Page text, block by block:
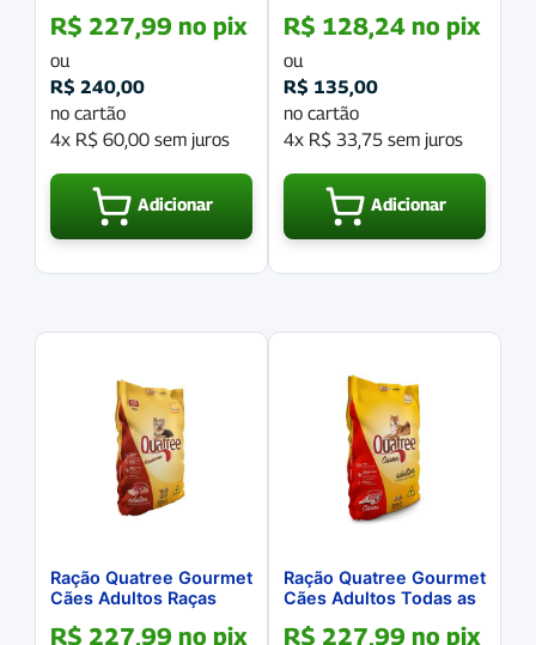
R$ 227,99 no pix
ou
R$ 240,00
no cartão
4x R$ 60,00 sem juros
Adicionar
R$ 128,24 no pix
ou
R$ 135,00
no cartão
4x R$ 33,75 sem juros
Adicionar
Ração Quatree Gourmet
Cães Adultos Raças
Carnes 20Kg
R$ 227,99 no pix
Ração Quatree Gourmet
Cães Adultos Todas as
20Kg
R$ 227,99 no pix